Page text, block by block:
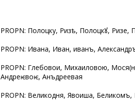
PROPN: Полоцку, Ризѣ, Полоцкꙋ,
PROPN: Ивана, Иван, иванъ,
PROPN: Глебовои, Михаиловою,
Андреѥвоѥ, Анъдреевая
PROPN: Великодня, Явоиша,